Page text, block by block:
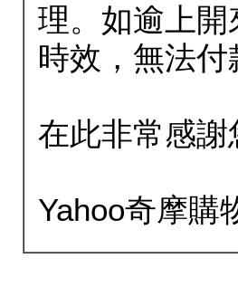
理。如逾上
時效，無法付
在此非常感
Yahoo奇摩